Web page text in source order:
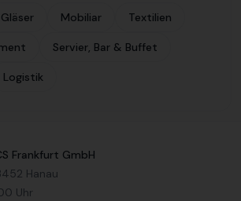
Gläser Mobiliar Textilien
Servier, Bar & Buffet
Logistik
Frankfurt GmbH
Hanau
Uhr